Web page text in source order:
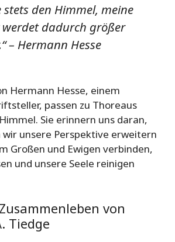
stets den Himmel, meine
werdet dadurch größer
– Hermann Hesse
Hermann Hesse, einem
passen zu Thoreaus
Sie erinnern uns daran,
wir unsere Perspektive erweitern
Großen und Ewigen verbinden,
und unsere Seele reinigen
von
Tiedge